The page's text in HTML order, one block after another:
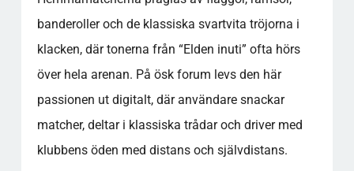
banderoller och de klassiska svartvita tröjorna i
klacken, där tonerna från “Elden inuti” ofta hörs
över hela arenan. På ösk forum levs den här
passionen ut digitalt, där användare snackar
matcher, deltar i klassiska trådar och driver med
klubbens öden med distans och självdistans.